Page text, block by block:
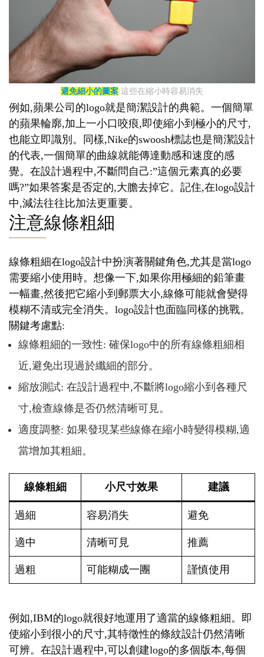
避免細小的圖案 這些在縮小時容易消失
例如,蘋果公司的logo就是簡潔設計的典範。一個簡單
的蘋果輪廓,加上一小口咬痕,即使縮小到極小的尺寸,
也能立即識別。同樣,Nike的swoosh標誌也是簡潔設計
的代表,一個簡單的曲線就能傳達動感和速度的感
覺。在設計過程中,不斷問自己:”這個元素真的必要
嗎?”如果答案是否定的,大膽去掉它。記住,在logo設計
中,減法往往比加法更重要。
注意線條粗細
線條粗細在logo設計中扮演著關鍵角色,尤其是當logo
需要縮小使用時。想像一下,如果你用極細的鉛筆畫
一幅畫,然後把它縮小到郵票大小,線條可能就會變得
模糊不清或完全消失。logo設計也面臨同樣的挑戰。
關鍵考慮點:
線條粗細的一致性: 確保logo中的所有線條粗細相
近,避免出現過於纖細的部分。
縮放測試: 在設計過程中,不斷將logo縮小到各種尺
寸,檢查線條是否仍然清晰可見。
適度調整: 如果發現某些線條在縮小時變得模糊,適
當增加其粗細。
線條粗細 小尺寸效果 建議
過細 容易消失 避免
適中 清晰可見 推薦
過粗 可能糊成一團 謹慎使用
例如,IBM的logo就很好地運用了適當的線條粗細。即
使縮小到很小的尺寸,其特徵性的條紋設計仍然清晰
可辨。在設計過程中,可以創建logo的多個版本,每個